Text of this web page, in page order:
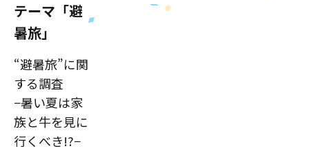
テーマ「避
暑旅」
“避暑旅”に関
する調査
−暑い夏は家
族と牛を見に
行くべき!?−